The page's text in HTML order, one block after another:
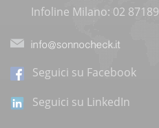
Infoline Milano: 02
Seguici su Facebook
Seguici su LinkedIn